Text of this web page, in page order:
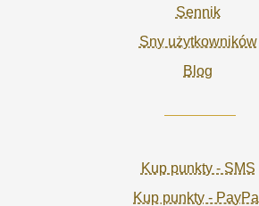
Sennik
Sny użytkowników
Blog
Kup punkty - SMS
Kup punkty - PayPal